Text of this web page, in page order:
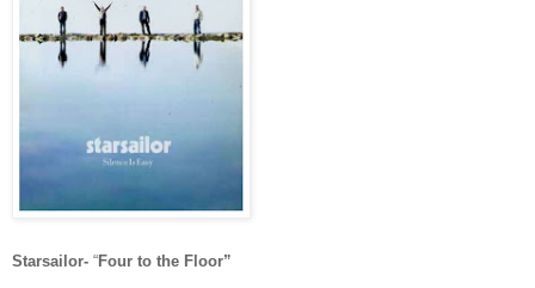
Starsailor- “Four to the Floor”